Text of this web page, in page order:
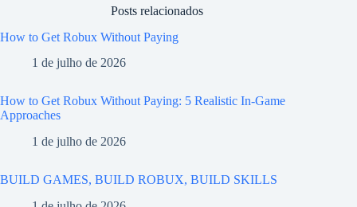
Posts relacionados
How to Get Robux Without Paying
1 de julho de 2026
How to Get Robux Without Paying: 5 Realistic In-Game
Approaches
1 de julho de 2026
BUILD GAMES, BUILD ROBUX, BUILD SKILLS